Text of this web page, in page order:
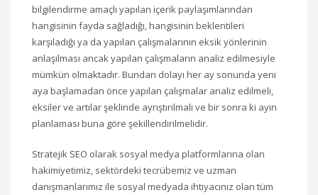
bilgilendirme amaçlı yapılan içerik paylaşımlarından
hangisinin fayda sağladığı, hangisinin beklentileri
karşıladığı ya da yapılan çalışmalarının eksik yönlerinin
anlaşılması ancak yapılan çalışmaların analiz edilmesiyle
mümkün olmaktadır. Bundan dolayı her ay sonunda yeni
aya başlamadan önce yapılan çalışmalar analiz edilmeli,
eksiler ve artılar şeklinde ayrıştırılmalı ve bir sonra ki ayın
planlaması buna göre şekillendirilmelidir.
Stratejik SEO olarak sosyal medya platformlarına olan
hakimiyetimiz, sektördeki tecrübemiz ve uzman
danışmanlarımız ile sosyal medyada ihtiyacınız olan tüm